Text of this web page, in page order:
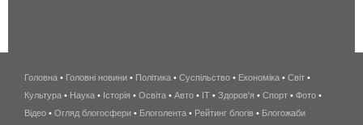
беспроводной
интернет
киев
Головна • Головні новини • Політика • Суспільство • Економіка • Світ •
Культура • Наука • Історія • Освіта • Авто • IT • Здоров'я • Спорт • Фото •
Відео • Огляд блогосфери • Блоголента • Рейтинг блогів • Блогожаби